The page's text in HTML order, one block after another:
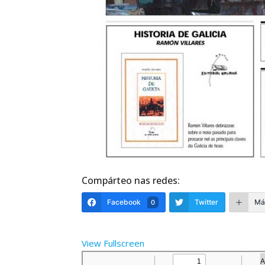
Compárteo nas redes:
Facebook 0 Twitter
View Fullscreen